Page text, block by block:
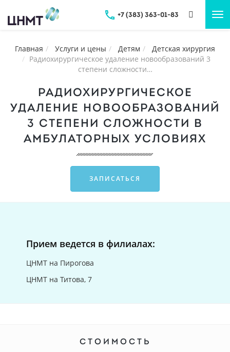
+7 (383) 363-01-83
Главная Услуги и цены Детям
Детская хирургия
Радиохирургическое удаление новообразований 3
степени сложности…
РАДИОХИРУРГИЧЕСКОЕ
УДАЛЕНИЕ НОВООБРАЗОВАНИЙ
3 СТЕПЕНИ СЛОЖНОСТИ В
АМБУЛАТОРНЫХ УСЛОВИЯХ
ЗАПИСАТЬСЯ
Прием ведется в филиалах:
ЦНМТ на Пирогова
ЦНМТ на Титова, 7
СТОИМОСТЬ